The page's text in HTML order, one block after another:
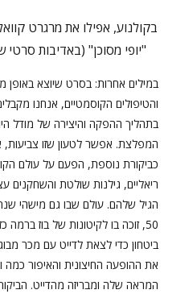
בקולנוע, אפילו את מרגרט
"יופי מסוכן" (באדיבות סרטי
במילים אחרות: בסרט שיוצא באופן
והטיפולים הקוסמטיים, אנחנו
בתהליך ההפקה והיצירה של מודל
המפלצת. אפשר לטעון שזו צביעות,
כביקורת נוספת, הפעם על עולם
ריאליים, גילנות שולטת והשחקנים
הגיל שלהם. עולם שבו גם מישהי
50, זוכה בו לקיטונות של בוז
ביטחון כדי לצאת לדייט עם מכר
את ההופעה החיצונית והאיפור
המראה שלה ומבריזה מהדייט.